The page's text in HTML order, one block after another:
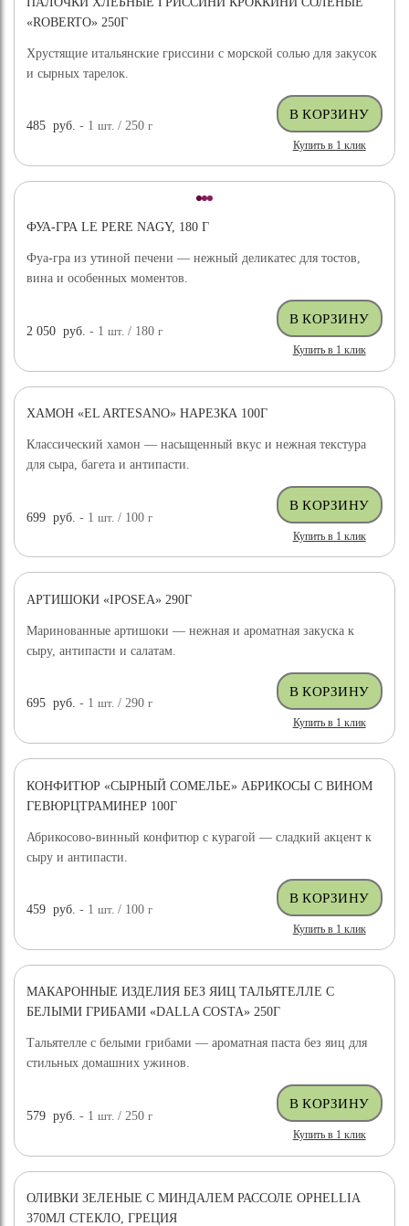
«ROBERTO» 250Г
Хрустящие итальянские гриссини с морской солью для закусок
и сырных тарелок.
485 руб. - 1шт. / 250г
Купить в 1 клик
ФУА-ГРА LE PERE NAGY, 180 Г
Фуа-гра из утиной печени — нежный деликатес для тостов,
вина и особенных моментов.
2 050 руб. - 1шт. / 180г
Купить в 1 клик
ХАМОН «EL ARTESANO» НАРЕЗКА 100Г
Классический хамон — насыщенный вкус и нежная текстура
для сыра, багета и антипасти.
699 руб. - 1шт. / 100г
Купить в 1 клик
АРТИШОКИ «IPOSEA» 290Г
Маринованные артишоки — нежная и ароматная закуска к
сыру, антипасти и салатам.
695 руб. - 1шт. / 290г
Купить в 1 клик
КОНФИТЮР «СЫРНЫЙ СОМЕЛЬЕ» АБРИКОСЫ С ВИНОМ
ГЕВЮРЦТРАМИНЕР 100Г
Абрикосово-винный конфитюр с курагой — сладкий акцент к
сыру и антипасти.
459 руб. - 1шт. / 100г
Купить в 1 клик
МАКАРОННЫЕ ИЗДЕЛИЯ БЕЗ ЯИЦ ТАЛЬЯТЕЛЛЕ С
БЕЛЫМИ ГРИБАМИ «DALLA COSTA» 250Г
Тальятелле с белыми грибами — ароматная паста без яиц для
стильных домашних ужинов.
579 руб. - 1шт. / 250г
Купить в 1 клик
ОЛИВКИ ЗЕЛЕНЫЕ С МИНДАЛЕМ РАССОЛЕ OPHELLIA
370МЛ СТЕКЛО, ГРЕЦИЯ